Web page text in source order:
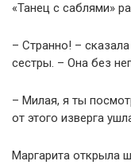
«Танец с саблями»
– Странно! –
сестры. – Она без
– Милая, я ты
от этого изверга
Маргарита открыла